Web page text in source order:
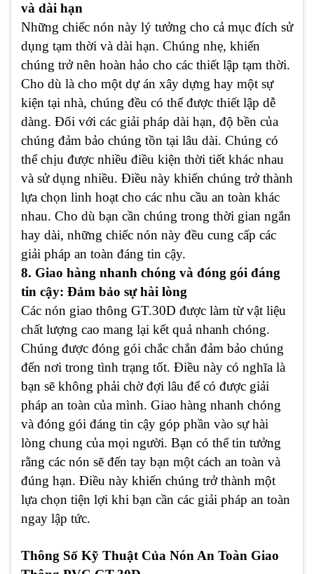
và dài hạn
Những chiếc nón này lý tưởng cho cả mục đích sử
dụng tạm thời và dài hạn. Chúng nhẹ, khiến
chúng trở nên hoàn hảo cho các thiết lập tạm thời.
Cho dù là cho một dự án xây dựng hay một sự
kiện tại nhà, chúng đều có thể được thiết lập dễ
dàng. Đối với các giải pháp dài hạn, độ bền của
chúng đảm bảo chúng tồn tại lâu dài. Chúng có
thể chịu được nhiều điều kiện thời tiết khác nhau
và sử dụng nhiều. Điều này khiến chúng trở thành
lựa chọn linh hoạt cho các nhu cầu an toàn khác
nhau. Cho dù bạn cần chúng trong thời gian ngắn
hay dài, những chiếc nón này đều cung cấp các
giải pháp an toàn đáng tin cậy.
8. Giao hàng nhanh chóng và đóng gói đáng
tin cậy: Đảm bảo sự hài lòng
Các nón giao thông GT.30D được làm từ vật liệu
chất lượng cao mang lại kết quả nhanh chóng.
Chúng được đóng gói chắc chắn đảm bảo chúng
đến nơi trong tình trạng tốt. Điều này có nghĩa là
bạn sẽ không phải chờ đợi lâu để có được giải
pháp an toàn của mình. Giao hàng nhanh chóng
và đóng gói đáng tin cậy góp phần vào sự hài
lòng chung của mọi người. Bạn có thể tin tưởng
rằng các nón sẽ đến tay bạn một cách an toàn và
đúng hạn. Điều này khiến chúng trở thành một
lựa chọn tiện lợi khi bạn cần các giải pháp an toàn
ngay lập tức.
Thông Số Kỹ Thuật Của Nón An Toàn Giao